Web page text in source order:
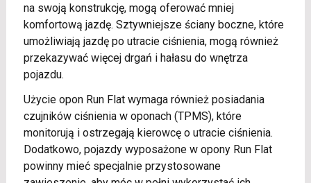
na swoją konstrukcję, mogą oferować mniej
komfortową jazdę. Sztywniejsze ściany boczne, które
umożliwiają jazdę po utracie ciśnienia, mogą również
przekazywać więcej drgań i hałasu do wnętrza
pojazdu.
Użycie opon Run Flat wymaga również posiadania
czujników ciśnienia w oponach (TPMS), które
monitorują i ostrzegają kierowcę o utracie ciśnienia.
Dodatkowo, pojazdy wyposażone w opony Run Flat
powinny mieć specjalnie przystosowane